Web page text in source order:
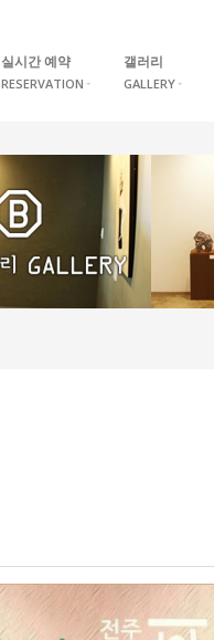
실시간 예약
RESERVATION
갤러리
GALLERY